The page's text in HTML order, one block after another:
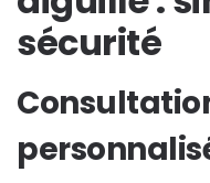
sécurité